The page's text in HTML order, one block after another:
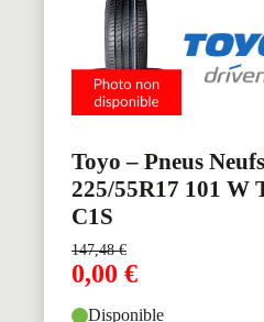
Toyo – Pneus
225/55R17 101 W
C1S
147,48€
0,00 €
Disponible